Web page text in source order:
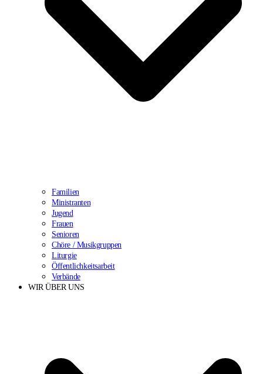
Familien
Ministranten
Jugend
Frauen
Senioren
Chöre / Musikgruppen
Liturgie
Öffentlichkeitsarbeit
Verbände
WIR ÜBER UNS